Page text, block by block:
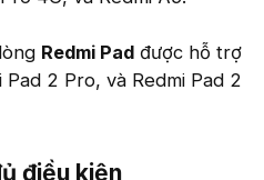
Redmi Pad được hỗ trợ
2 Pro, và Redmi Pad 2
điều kiện​